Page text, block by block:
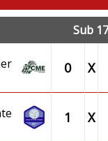
Sub
0 X
1 X